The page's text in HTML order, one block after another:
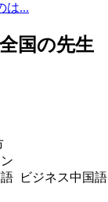
は...
国の先生
ビジネス中国語